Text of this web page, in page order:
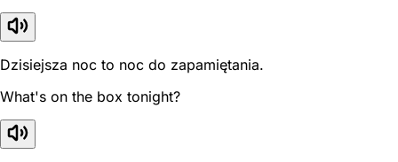
Dzisiejsza noc to noc do zapamiętania.
What's on the box tonight?